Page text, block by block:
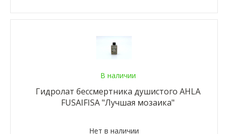
В наличии
Гидролат бессмертника душистого AHLA
FUSAIFISA "Лучшая мозаика"
Нет в наличии